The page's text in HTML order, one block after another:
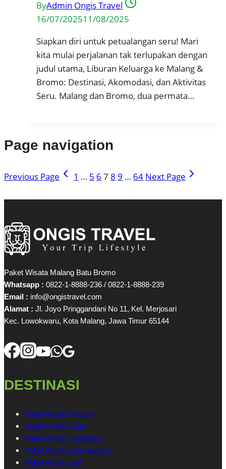
ByAdmin Ongis Travel
16/07/202511/08/2025
Siapkan diri untuk petualangan seru! Mari
kita mulai perjalanan tak terlupakan dengan
judul utama, Liburan Keluarga ke Malang &
Bromo: Destinasi, Akomodasi, dan Aktivitas
Seru. Malang dan Bromo, dua permata…
Page navigation
Previous Page 1 … 5 6 7 8 9 … 64 Next Page
Paket Wisata Malang Batu Bromo
Whatsapp : 0822-1-8888-236 / 0822-1-8888-239
Email : info@ongistravel.com
Alamat : Jl. Joyo Pringgandani No 11, Kel. Merjosari
Kec. Lowokwaru, Kota Malang, Jawa Timur 65144
DESTINASI
Paket Wisata Malang
Paket Wisata Batu
Paket Wisata Surabaya
Paket Wisata Banyuwangi
Paket Wisata Bali